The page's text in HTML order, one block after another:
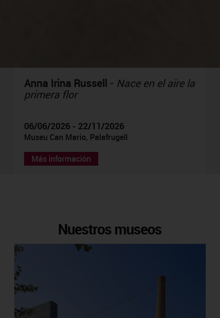
Anna Irina Russell - Nace en el aire la
primera flor
06/06/2026 - 22/11/2026
Museu Can Mario, Palafrugell
Más información
Nuestros museos